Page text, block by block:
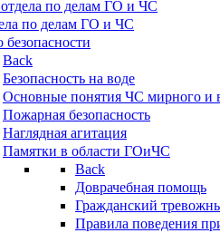
по делам ГО и ЧС
по делам ГО и ЧС
Back
Безопасность на воде
Основные понятия ЧС мирного и
Пожарная безопасность
Наглядная агитация
Памятки в области ГОиЧС
Back
Доврачебная помощь
Гражданский
Правила поведения